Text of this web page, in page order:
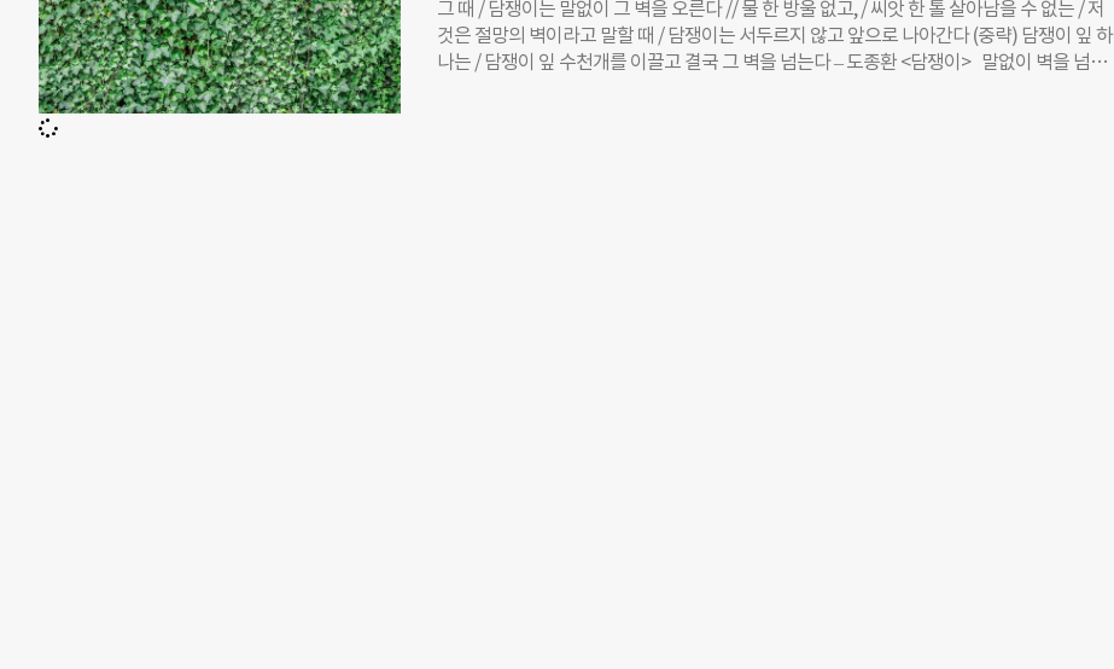
그 때 / 담쟁이는 말없이 그 벽을 오른다 // 물 한 방울 없고, / 씨앗 한 톨 살아남을 수 없는 / 저
것은 절망의 벽이라고 말할 때 / 담쟁이는 서두르지 않고 앞으로 나아간다 (중략) 담쟁이 잎 하
나는 / 담쟁이 잎 수천개를 이끌고 결국 그 벽을 넘는다 – 도종환 <담쟁이> 말없이 벽을 넘는